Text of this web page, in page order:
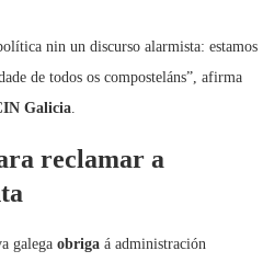
nin un discurso alarmista: estamos
de todos os composteláns”, afirma
Galicia
reclamar a
galega obriga á administración